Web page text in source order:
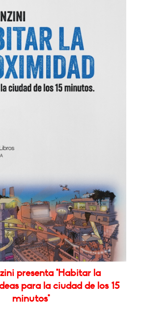
presenta "Habitar la
para la ciudad de los 15
minutos"